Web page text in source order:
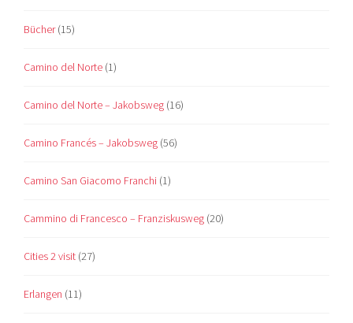
Bücher(15)
Camino del Norte (1)
Camino del Norte – Jakobsweg (16)
Camino Francés – Jakobsweg (56)
Camino San Giacomo Franchi (1)
Cammino di Francesco – Franziskusweg (20)
Cities 2 visit (27)
Erlangen (11)